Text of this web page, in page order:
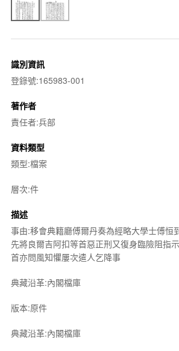
識別資訊
登錄號:165983-001
著作者
責任者:兵部
資料類型
類型:檔案
層次:件
描述
事由:移會典籍廳傅爾丹奏為經略大學士傅恒
先將良爾吉阿扣等首惡正刑又復身臨險阻指
首亦問風知懼屢次遣人乞降事
典藏沿革:內閣檔庫
版本:原件
典藏沿革:內閣檔庫